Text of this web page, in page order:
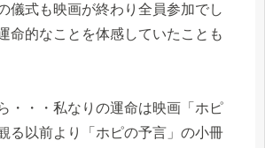
儀式も映画が終わり全員参加でし
命的なことを体感していたことも
・・・私なりの運命は映画「ホピ
る以前より「ホピの予言」の小冊